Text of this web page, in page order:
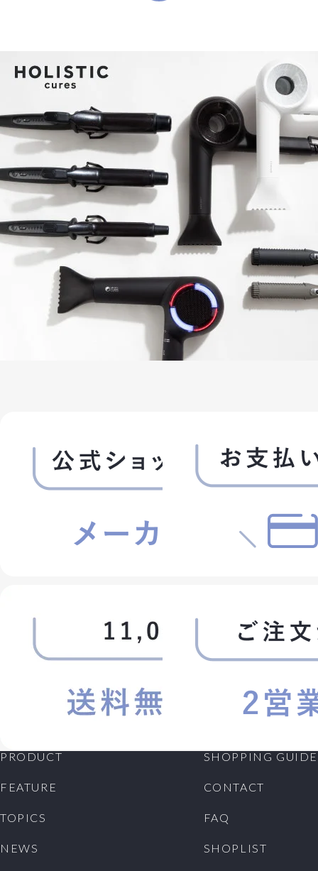
PRODUCT
FEATURE
TOPICS
NEWS
SHOPPING GUIDE
CONTACT
FAQ
SHOPLIST